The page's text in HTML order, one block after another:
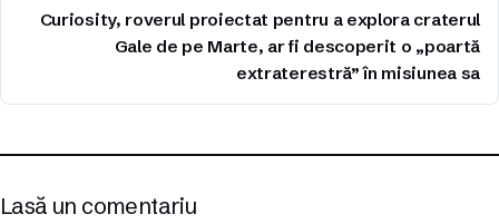
Curiosity, roverul proiectat pentru a explora craterul
Gale de pe Marte, ar fi descoperit o „poartă
extraterestră” în misiunea sa
Lasă un comentariu